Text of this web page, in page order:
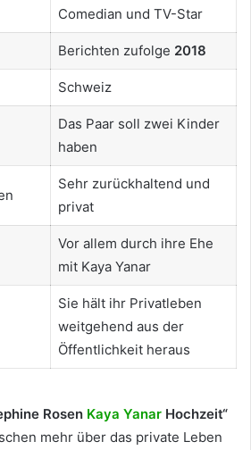
Comedian und TV-Star
Berichten zufolge 2018
Schweiz
Das Paar soll zwei Kinder
haben
Sehr zurückhaltend und
privat
Vor allem durch ihre Ehe
mit Kaya Yanar
Sie hält ihr Privatleben
weitgehend aus der
Öffentlichkeit heraus
Rosen Kaya Yanar Hochzeit“
mehr über das private Leben